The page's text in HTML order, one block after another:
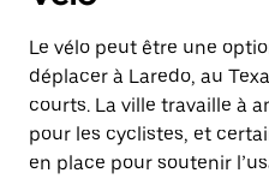
Le vélo peut être une
déplacer à Laredo, au
courts. La ville travaille à
pour les cyclistes, et
en place pour soutenir